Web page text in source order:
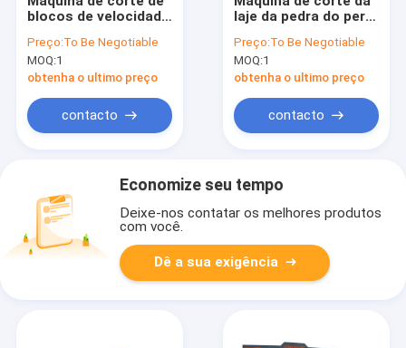
blocos de velocidade
skateboard)
Preço:To Be Negotiable
MOQ:1
obtenha o ultimo preço
contacto
laje da pedra do perfil
da coluna para o
mármore do granito
Preço:To Be Negotiable
MOQ:1
obtenha o ultimo preço
contacto
Economize seu tempo
Deixe-nos contatar os melhores produtos
com você.
Dê a sua exigência